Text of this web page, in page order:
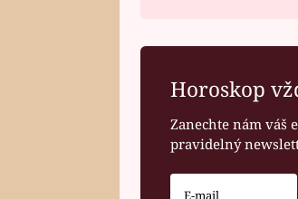
Horoskop
Zanechte nám váš
pravidelný